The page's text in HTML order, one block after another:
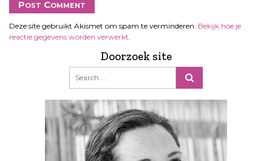
Deze site gebruikt Akismet om spam te verminderen. Bekijk hoe je
reactie gegevens worden verwerkt
Doorzoek site